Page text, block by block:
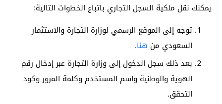
يمكنك نقل ملكية السجل التجاري باتباع الخطوات التالية:
توجه إلى الموقع الرسمي لوزارة التجارة والاستثمار
السعودي من هنا.
بعد ذلك سجل الدخول إلى وزارة التجارة عبر إدخال رقم
الهوية والوطنية واسم المستخدم وكلمة المرور وكود
التحقق.